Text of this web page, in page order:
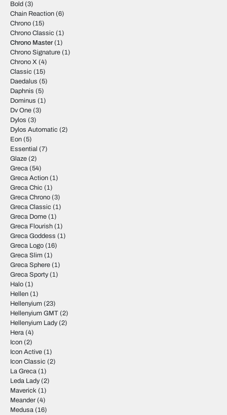
Bold (3)
Chain Reaction (6)
Chrono (15)
Chrono Classic (1)
Chrono Master(1)
Chrono Signature (1)
Chrono X (4)
Classic (15)
Daedalus (5)
Daphnis (5)
Dominus (1)
Dv One (3)
Dylos (3)
Dylos Automatic (2)
Eon (5)
Essential (7)
Glaze (2)
Greca (54)
Greca Action (1)
Greca Chic (1)
Greca Chrono (3)
Greca Classic (1)
Greca Dome (1)
Greca Flourish (1)
Greca Goddess (1)
Greca Logo (16)
Greca Slim (1)
Greca Sphere (1)
Greca Sporty(1)
Halo (1)
Hellen (1)
Hellenyium (23)
Hellenyium GMT (2)
Hellenyium Lady(2)
Hera (4)
Icon (2)
Icon Active (1)
Icon Classic (2)
La Greca (1)
Leda Lady(2)
Maverick (1)
Meander (4)
Medusa (16)